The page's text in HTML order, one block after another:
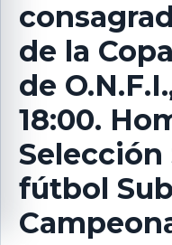
de la
de
18:00.
Selección
fútbol